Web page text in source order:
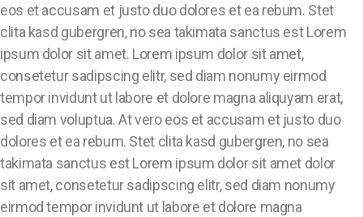
eos et accusam et justo duo dolores et ea rebum. Stet
clita kasd gubergren, no sea takimata sanctus est Lorem
ipsum dolor sit amet. Lorem ipsum dolor sit amet,
consetetur sadipscing elitr, sed diam nonumy eirmod
tempor invidunt ut labore et dolore magna aliquyam erat,
sed diam voluptua. At vero eos et accusam et justo duo
dolores et ea rebum. Stet clita kasd gubergren, no sea
takimata sanctus est Lorem ipsum dolor sit amet dolor
sit amet, consetetur sadipscing elitr, sed diam nonumy
eirmod tempor invidunt ut labore et dolore magna